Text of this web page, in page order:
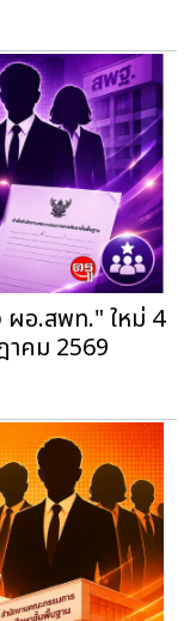
ผอ.สพท." ใหม่ 4
คม 2569